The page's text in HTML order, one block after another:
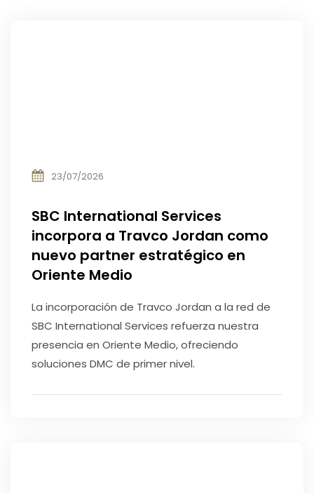
23/07/2026
SBC International Services
incorpora a Travco Jordan como
nuevo partner estratégico en
Oriente Medio
La incorporación de Travco Jordan a la red de
SBC International Services refuerza nuestra
presencia en Oriente Medio, ofreciendo
soluciones DMC de primer nivel.